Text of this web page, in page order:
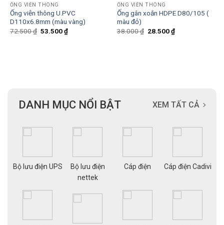
ỐNG VIỄN THÔNG
Ống viễn thông U.PVC
D110x6.8mm (màu vàng)
72.500₫ Giá
53.500₫Giá
hiện
ỐNG VIỄN THÔNG
Ống gân xoắn HDPE D80/105 (
màu đỏ)
38.000₫ Giá
28.500₫Giá
hiện
DANH MỤC NỔI BẬT XEM TẤT CẢ
Bộ lưu điện UPS
Bộ lưu điện
nettek
Cáp điện Cáp điện Cadivi